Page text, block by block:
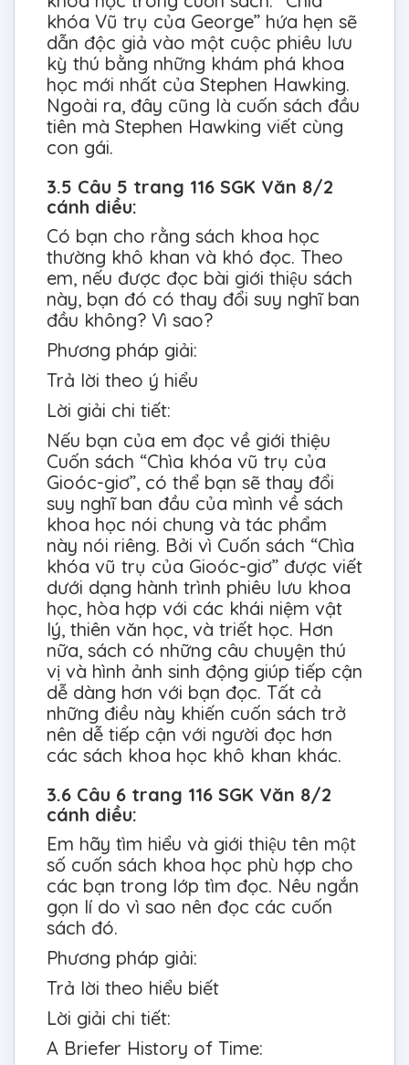
khóa Vũ trụ của George” hứa hẹn sẽ
dẫn độc giả vào một cuộc phiêu lưu
kỳ thú bằng những khám phá khoa
học mới nhất của Stephen Hawking.
Ngoài ra, đây cũng là cuốn sách đầu
tiên mà Stephen Hawking viết cùng
con gái.
3.5 Câu 5 trang 116 SGK Văn 8/2
cánh diều:
Có bạn cho rằng sách khoa học
thường khô khan và khó đọc. Theo
em, nếu được đọc bài giới thiệu sách
này, bạn đó có thay đổi suy nghĩ ban
đầu không? Vì sao?
Phương pháp giải:
Trả lời theo ý hiểu
Lời giải chi tiết:
Nếu bạn của em đọc về giới thiệu
Cuốn sách “Chìa khóa vũ trụ của
Gioóc-giơ”, có thể bạn sẽ thay đổi
suy nghĩ ban đầu của mình về sách
khoa học nói chung và tác phẩm
này nói riêng. Bởi vì Cuốn sách “Chìa
khóa vũ trụ của Gioóc-giơ” được viết
dưới dạng hành trình phiêu lưu khoa
học, hòa hợp với các khái niệm vật
lý, thiên văn học, và triết học. Hơn
nữa, sách có những câu chuyện thú
vị và hình ảnh sinh động giúp tiếp cận
dễ dàng hơn với bạn đọc. Tất cả
những điều này khiến cuốn sách trở
nên dễ tiếp cận với người đọc hơn
các sách khoa học khô khan khác.
3.6 Câu 6 trang 116 SGK Văn 8/2
cánh diều:
Em hãy tìm hiểu và giới thiệu tên một
số cuốn sách khoa học phù hợp cho
các bạn trong lớp tìm đọc. Nêu ngắn
gọn lí do vì sao nên đọc các cuốn
sách đó.
Phương pháp giải:
Trả lời theo hiểu biết
Lời giải chi tiết:
A Briefer History of Time: